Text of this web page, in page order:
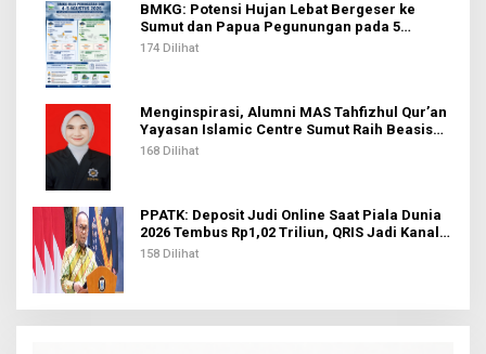
BMKG: Potensi Hujan Lebat Bergeser ke
Sumut dan Papua Pegunungan pada 5
Agustus
174 Dilihat
Menginspirasi, Alumni MAS Tahfizhul Qur’an
Yayasan Islamic Centre Sumut Raih Beasiswa
BIB Kemenag
168 Dilihat
PPATK: Deposit Judi Online Saat Piala Dunia
2026 Tembus Rp1,02 Triliun, QRIS Jadi Kanal
Terbanyak
158 Dilihat